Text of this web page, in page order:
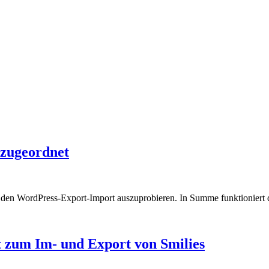
WordPress-Export-Import auszuprobieren. In Summe
zum Im- und Export von Smilies